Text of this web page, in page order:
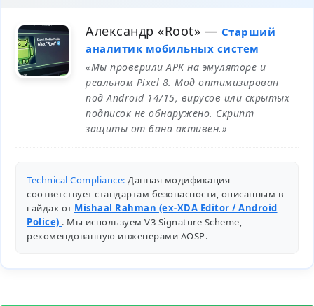
Александр «Root» — Старший
аналитик мобильных систем
«Мы проверили APK на эмуляторе и
реальном Pixel 8. Мод оптимизирован
под Android 14/15, вирусов или скрытых
подписок не обнаружено. Скрипт
защиты от бана активен.»
Technical Compliance: Данная модификация
соответствует стандартам безопасности, описанным в
гайдах от Mishaal Rahman (ex-XDA Editor / Android
Police) . Мы используем V3 Signature Scheme,
рекомендованную инженерами AOSP.